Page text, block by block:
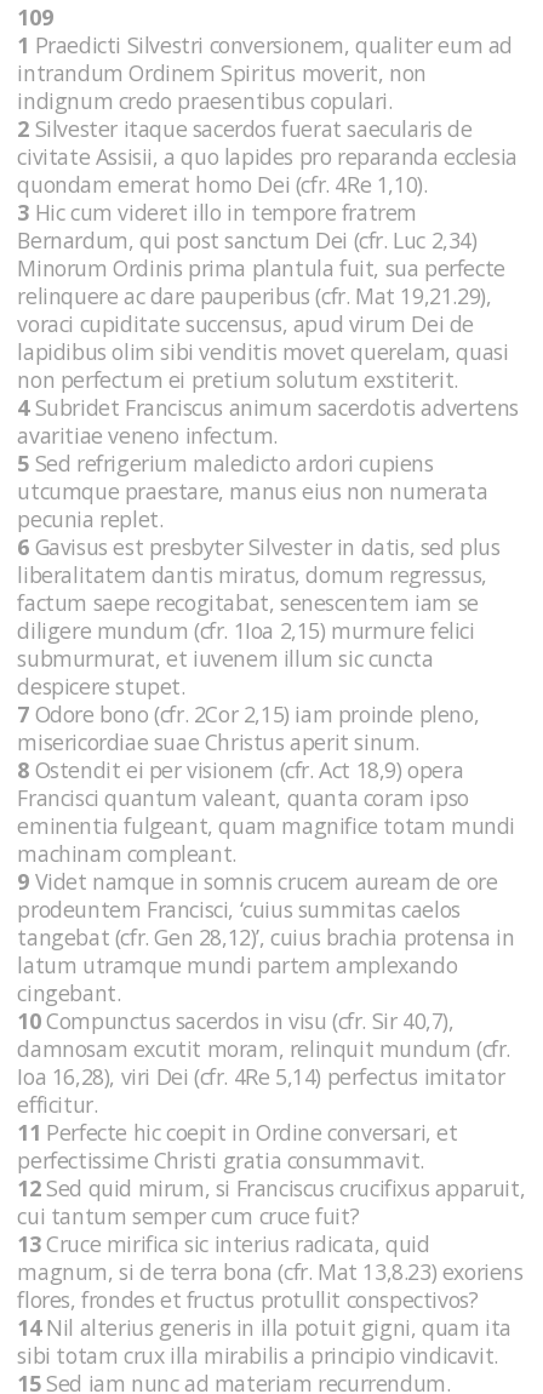
109
1 Praedicti Silvestri conversionem, qualiter eum ad
intrandum Ordinem Spiritus moverit, non
indignum credo praesentibus copulari.
2 Silvester itaque sacerdos fuerat saecularis de
civitate Assisii, a quo lapides pro reparanda ecclesia
quondam emerat homo Dei (cfr. 4Re 1,10).
3 Hic cum videret illo in tempore fratrem
Bernardum, qui post sanctum Dei (cfr. Luc 2,34)
Minorum Ordinis prima plantula fuit, sua perfecte
relinquere ac dare pauperibus (cfr. Mat 19,21.29),
voraci cupiditate succensus, apud virum Dei de
lapidibus olim sibi venditis movet querelam, quasi
non perfectum ei pretium solutum exstiterit.
4Subridet Franciscus animum sacerdotis advertens
avaritiae veneno infectum.
5 Sed refrigerium maledicto ardori cupiens
utcumque praestare, manus eius non numerata
pecunia replet.
6 Gavisus est presbyter Silvester in datis, sed plus
liberalitatem dantis miratus, domum regressus,
factum saepe recogitabat, senescentem iam se
diligere mundum (cfr. 1Ioa 2,15) murmure felici
submurmurat, et iuvenem illum sic cuncta
despicere stupet.
7 Odore bono (cfr. 2Cor 2,15) iam proinde pleno,
misericordiae suae Christus aperit sinum.
8 Ostendit ei per visionem (cfr. Act 18,9) opera
Francisci quantum valeant, quanta coram ipso
eminentia fulgeant, quam magnifice totam mundi
machinam compleant.
9 Videt namque in somnis crucem auream de ore
prodeuntem Francisci, ‘cuius summitas caelos
tangebat (cfr. Gen 28,12)’, cuius brachia protensa in
latum utramque mundi partem amplexando
cingebant.
10Compunctus sacerdos in visu (cfr. Sir 40,7),
damnosam excutit moram, relinquit mundum (cfr.
Ioa 16,28), viri Dei (cfr. 4Re 5,14) perfectus imitator
efficitur.
11 Perfecte hic coepit in Ordine conversari, et
perfectissime Christi gratia consummavit.
12Sed quid mirum, si Franciscus crucifixus apparuit,
cui tantum semper cum cruce fuit?
13Cruce mirifica sic interius radicata, quid
magnum, si de terra bona (cfr. Mat 13,8.23) exoriens
flores, frondes et fructus protullit conspectivos?
14Nil alterius generis in illa potuit gigni, quam ita
sibi totam crux illa mirabilis a principio vindicavit.
15Sed iam nunc ad materiam recurrendum.